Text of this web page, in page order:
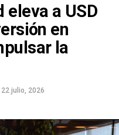
eleva a USD
en
la
22 julio, 2026